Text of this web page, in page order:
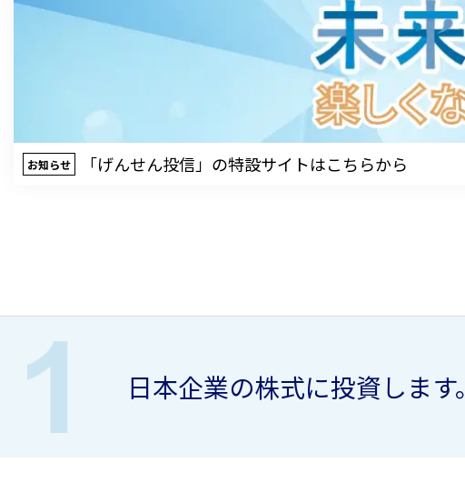
お知らせ 「げんせん投信」の特設サイトはこちらから
日本企業の株式に投資します。